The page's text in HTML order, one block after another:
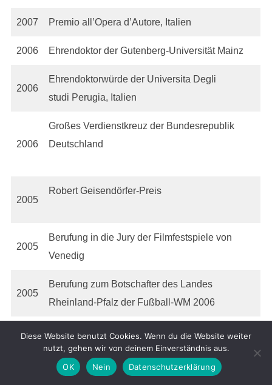
2007 Premio all’Opera d’Autore, Italien
2006 Ehrendoktor der Gutenberg-Universität Mainz
2006
Ehrendoktorwürde der Universita Degli
studi Perugia, Italien
2006
Großes Verdienstkreuz der Bundesrepublik
Deutschland
2005
Robert Geisendörfer-Preis
2005
Berufung in die Jury der Filmfestspiele von
Venedig
2005
Berufung zum Botschafter des Landes
Rheinland-Pfalz der Fußball-WM 2006
2005 Justinus-Kerner-Preis
Carl Zuckmayer Medaille
Diese Website benutzt Cookies. Wenn du die Website weiter
nutzt, gehen wir von deinem Einverständnis aus.
OK
Nein Datenschutzerklärung